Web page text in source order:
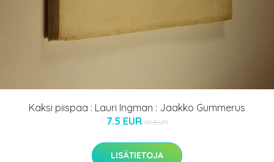
Kaksi piispaa : Lauri Ingman : Jaakko Gummerus
7.5 EUR 10 EUR
LISÄTIETOJA